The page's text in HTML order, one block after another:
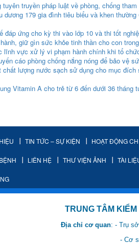
truyền pháp luật về phòng, chống tham
dương 179 gia đình tiêu biểu và khen
đáp ứng cho kỳ thi vào lớp 10 và thi tốt
giữ gìn sức khỏe tinh thần cho con
lĩnh vực xử lý vi phạm hành chính khi tổ
cáo phòng chống nắng nóng để bảo vệ
chất lượng nước sạch sử dụng cho mục
Vitamin A cho trẻ từ 6 đến dưới 36 tháng
TIN TỨC – SỰ KIỆN HOẠT ĐỘNG
LIÊN HỆ THƯ VIỆN ẢNH TÀI
TRUNG TÂM KIỂM SOÁT
Địa chỉ cơ quan: - Trụ
- Cơ sở 2: Khu Hành